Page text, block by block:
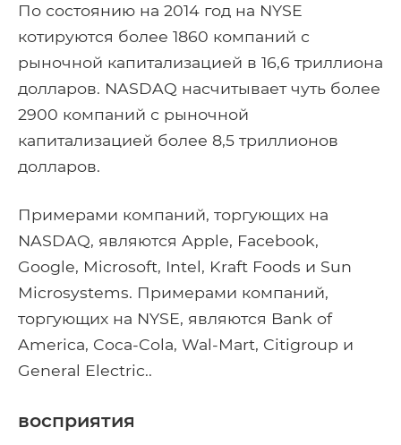
По состоянию на 2014 год на NYSE
котируются более 1860 компаний с
рыночной капитализацией в 16,6 триллиона
долларов. NASDAQ насчитывает чуть более
2900 компаний с рыночной
капитализацией более 8,5 триллионов
долларов.
Примерами компаний, торгующих на
NASDAQ, являются Apple, Facebook,
Google, Microsoft, Intel, Kraft Foods и Sun
Microsystems. Примерами компаний,
торгующих на NYSE, являются Bank of
America, Coca-Cola, Wal-Mart, Citigroup и
General Electric..
восприятия